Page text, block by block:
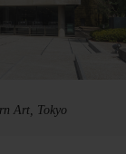
Art, Tokyo